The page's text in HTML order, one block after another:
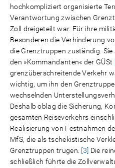
hochkompliziert organisierte
Verantwortung zwischen
Zoll dreigeteilt war. Für ihre
Besonderen die Verhinderung
die Grenztruppen zuständig.
den »Kommandanten« der GÜSt
grenzüberschreitende Verkehr
wichtig, um ihn den
wechselnden
Deshalb oblag die Sicherung,
gesamten Reiseverkehrs
Realisierung von Festnahmen
MfS, die als tschekistische
Grenztruppen trugen. [3] Die
schließlich führte die